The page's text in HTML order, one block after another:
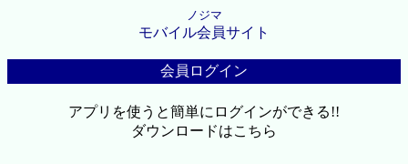
ノジマ
モバイル会員サイト
会員ログイン
アプリを使うと簡単にログインができる!!
ダウンロードはこちら